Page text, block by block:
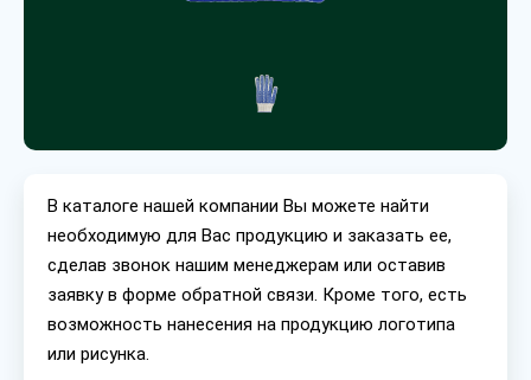
В каталоге нашей компании Вы можете найти
необходимую для Вас продукцию и заказать ее,
сделав звонок нашим менеджерам или оставив
заявку в форме обратной связи. Кроме того, есть
возможность нанесения на продукцию логотипа
или рисунка.